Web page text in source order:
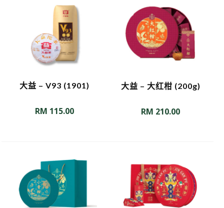
大益 – V93 (1901)
RM 115.00
大益 – 大红柑 (200g)
RM 210.00